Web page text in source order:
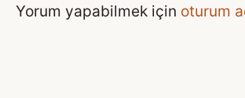
Yorum yapabilmek için oturum